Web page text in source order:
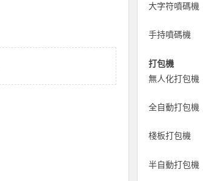
大字符噴碼機
手持噴碼機
打包機
無人化打包機
全自動打包機
棧板打包機
半自動打包機